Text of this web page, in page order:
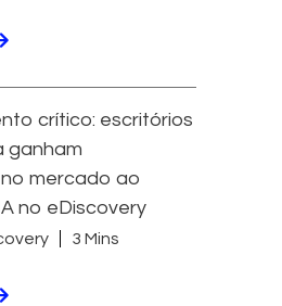
crítico: escritórios
ganham
mercado ao
no eDiscovery
3 Mins